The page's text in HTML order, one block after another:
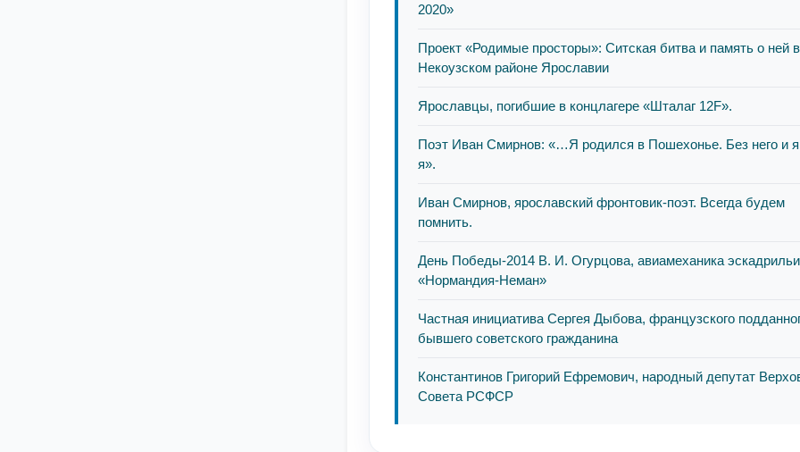
2020»
Проект «Родимые просторы»: Ситская битва и память о ней в
Некоузском районе Ярославии
Ярославцы, погибшие в концлагере «Шталаг 12F».
Поэт Иван Смирнов: «…Я родился в Пошехонье. Без него и
я».
Иван Смирнов, ярославский фронтовик-поэт. Всегда будем
помнить.
День Победы-2014 В. И. Огурцова, авиамеханика эскадрильи
«Нормандия-Неман»
Частная инициатива Сергея Дыбова, французского
бывшего советского гражданина
Константинов Григорий Ефремович, народный депутат
Совета РСФСР